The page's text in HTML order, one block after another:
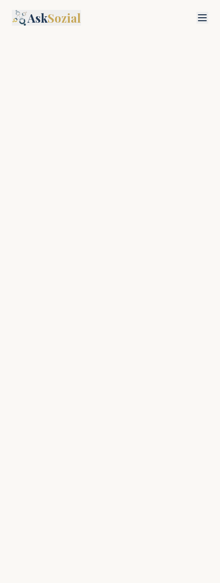
AskSozial